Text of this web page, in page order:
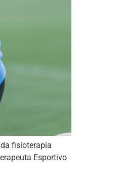
fisioterapia
Esportivo